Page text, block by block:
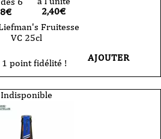
2,40€
Fruitesse
VC 25cl
1 point fidélité ! AJOUTER
Indisponible